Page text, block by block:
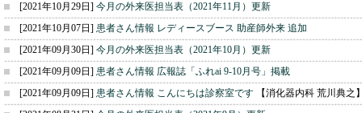
[2021年10月29日] 今月の外来医担当表（2021年11月）更新
[2021年10月07日] 患者さん情報 レディースブース 助産師外来 追加
[2021年09月30日] 今月の外来医担当表（2021年10月）更新
[2021年09月09日] 患者さん情報 広報誌「ふれai 9-10月号」掲載
[2021年09月09日] 患者さん情報 こんにちは診察室です 【消化器内科 荒川典之